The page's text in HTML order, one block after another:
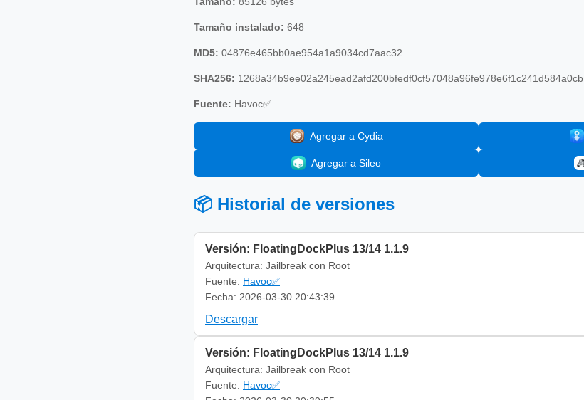
Tamaño instalado: 648
MD5: 04876e465bb0ae954a1a9034cd7aac32
SHA256: 1268a34b9ee02a245ead2afd200bfedf0cf57048a96fe978e6f1c241d584a0cb
Fuente: Havoc✅
Agregar a Cydia
Agregar a Sileo
📦 Historial de versiones
Versión: FloatingDockPlus 13/14 1.1.9
Arquitectura: Jailbreak con Root
Fuente: Havoc✅
Fecha: 2026-03-30 20:43:39
Descargar
Versión: FloatingDockPlus 13/14 1.1.9
Arquitectura: Jailbreak con Root
Fuente: Havoc✅